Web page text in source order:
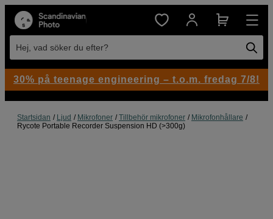
Hej, vad söker du efter?
Startsidan Ljud Mikrofoner Tillbehör mikrofoner
Mikrofonhållare
Rycote Portable Recorder Suspension HD (>300g)
30% på teenage engineering – t.o.m. fredag 7/8!